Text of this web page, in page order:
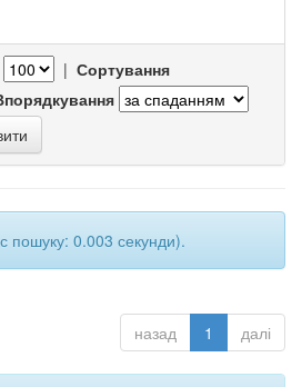
| Сортування
пошуку: 0.003 секунди).
назад 1 далі